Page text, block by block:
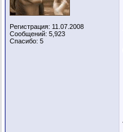
Регистрация: 11.07.2008
Сообщений: 5,923
Спасибо: 5